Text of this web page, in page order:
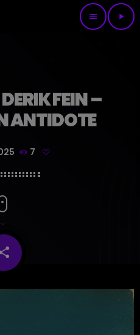
menu play_arrow
FEIN –
ANTIDOTE
7